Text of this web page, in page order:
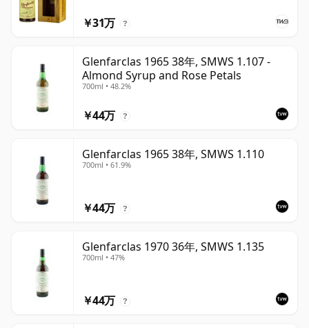
￥31万 ?
Glenfarclas 1965 38年, SMWS 1.107 -
Almond Syrup and Rose Petals
700ml • 48.2%
￥44万 ?
Glenfarclas 1965 38年, SMWS 1.110
700ml • 61.9%
￥44万 ?
Glenfarclas 1970 36年, SMWS 1.135
700ml • 47%
￥44万 ?